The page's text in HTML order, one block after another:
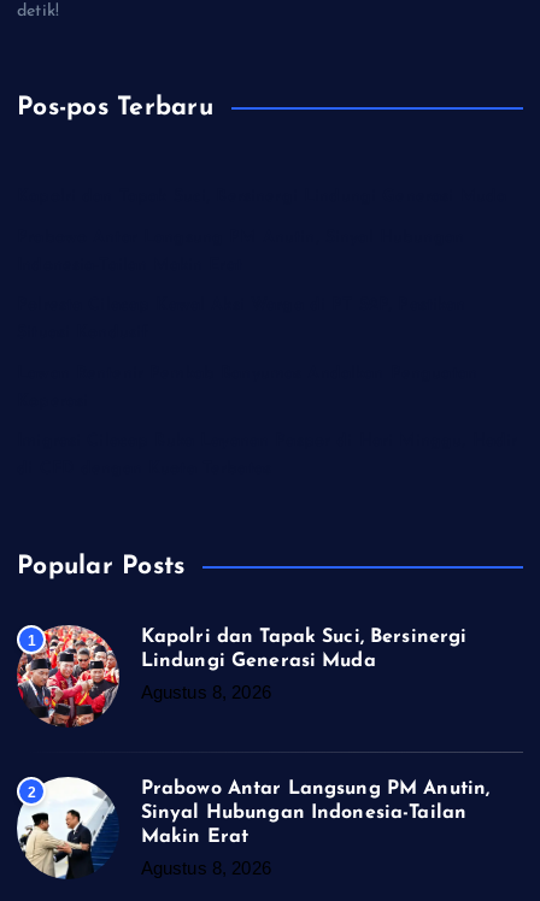
detik!
Pos-pos Terbaru
Popular Posts
1
Kapolri dan Tapak Suci, Bersinergi
Lindungi Generasi Muda
Agustus 8, 2026
2
Prabowo Antar Langsung PM Anutin,
Sinyal Hubungan Indonesia-Tailan
Makin Erat
Agustus 8, 2026